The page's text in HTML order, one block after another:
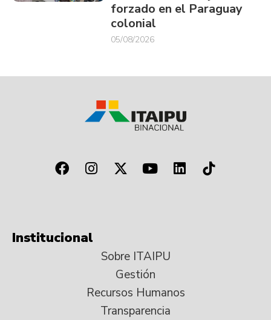
forzado en el Paraguay
colonial
05/08/2026
Institucional
Sobre ITAIPU
Gestión
Recursos Humanos
Transparencia